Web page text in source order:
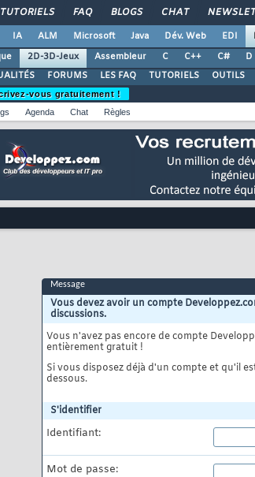
TUTORIELS FAQ BLOGS CHAT
IA ALM Microsoft Java Dév. Web EDI
2D-3D-Jeux Assembleur C C++ C# D
FORUMS LES FAQ TUTORIELS OUTILS
vous gratuitement !
Agenda Chat Règles
Message
Vous devez avoir un compte
discussions.
Vous n'avez pas encore de compte
entièrement gratuit !
Si vous disposez déjà d'un compte et qu'il
dessous.
S'identifier
Identifiant:
Mot de passe: